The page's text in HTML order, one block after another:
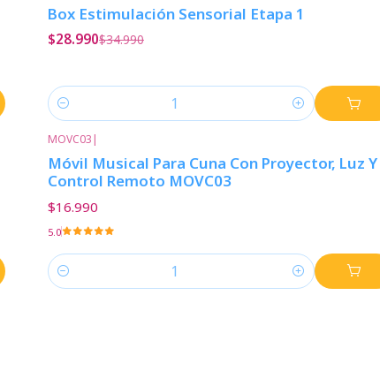
Box Estimulación Sensorial Etapa 1
$28.990$34.990
Cantidad
MOVC03 |
Móvil Musical Para Cuna Con Proyector, Luz Y
Control Remoto MOVC03
$16.990
5.0
Cantidad